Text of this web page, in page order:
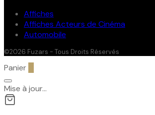
Affiches
Affiches Acteurs de Cinéma
Automobile
©2026 Fuzars - Tous Droits Réservés
Panier
Mise à jour…